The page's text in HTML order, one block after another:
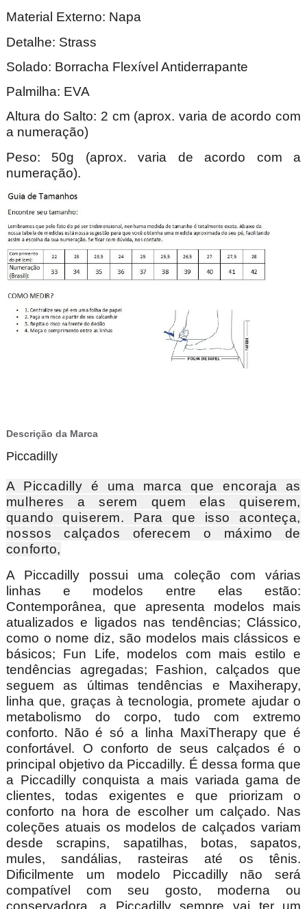
Material Externo: Napa
Detalhe: Strass
Solado: Borracha Flexível Antiderrapante
Palmilha: EVA
Altura do Salto: 2 cm (aprox. varia de acordo com
a numeração)
Peso: 50g (aprox. varia de acordo com a
numeração).
Descrição da Marca
Piccadilly
A Piccadilly é uma marca que encoraja as
mulheres a serem quem elas quiserem,
quando quiserem. Para que isso aconteça,
nossos calçados oferecem o máximo de
conforto,
A Piccadilly possui uma coleção com várias
linhas e modelos entre elas estão:
Contemporânea, que apresenta modelos mais
atualizados e ligados nas tendências; Clássico,
como o nome diz, são modelos mais clássicos e
básicos; Fun Life, modelos com mais estilo e
tendências agregadas; Fashion, calçados que
seguem as últimas tendências e Maxiherapy,
linha que, graças à tecnologia, promete ajudar o
metabolismo do corpo, tudo com extremo
conforto. Não é só a linha MaxiTherapy que é
confortável. O conforto de seus calçados é o
principal objetivo da Piccadilly. É dessa forma que
a Piccadilly conquista a mais variada gama de
clientes, todas exigentes e que priorizam o
conforto na hora de escolher um calçado. Nas
coleções atuais os modelos de calçados variam
desde scrapins, sapatilhas, botas, sapatos,
mules, sandálias, rasteiras até os tênis.
Dificilmente um modelo Piccadilly não será
compatível com seu gosto, moderna ou
conservadora, a Piccadilly sempre vai ter um